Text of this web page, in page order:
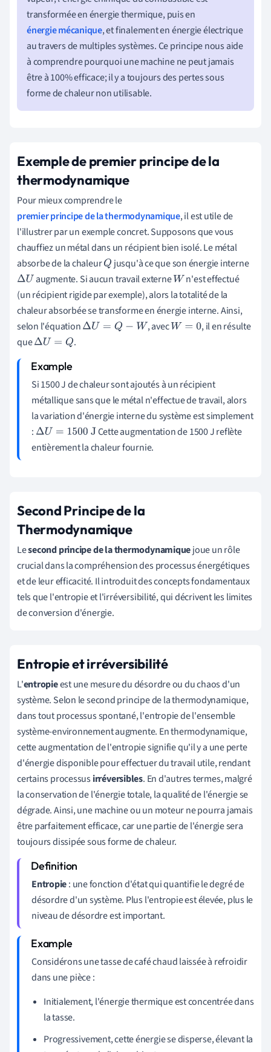
transformée en énergie thermique, puis en
énergie mécanique, et finalement en énergie électrique
au travers de multiples systèmes. Ce principe nous aide
à comprendre pourquoi une machine ne peut jamais
être à 100% efficace; il y a toujours des pertes sous
forme de chaleur non utilisable.
Exemple de premier principe de la
thermodynamique
Pour mieux comprendre le
premier principe de la thermodynamique, il est utile de
l'illustrer par un exemple concret. Supposons que vous
chauffiez un métal dans un récipient bien isolé. Le métal
absorbe de la chaleurQ jusqu'à ce que son énergie interne
ΔU augmente. Si aucun travail externeW n'est effectué
(un récipient rigide par exemple), alors la totalité de la
chaleur absorbée se transforme en énergie interne. Ainsi,
selon l'équationΔU= Q− W , avecW= 0
, il en résulte
queΔU=Q .
Si 1500 J de chaleur sont ajoutés à un récipient
métallique sans que le métal n'effectue de travail, alors
la variation d'énergie interne du système est simplement
: ΔU=1500J
Cette augmentation de 1500 J reflète
entièrement la chaleur fournie.
Second Principe de la
Thermodynamique
Lesecond principe de la thermodynamiquejoue un rôle
crucial dans la compréhension des processus énergétiques
et de leur efficacité. Il introduit des concepts fondamentaux
tels que l'entropie et l'irréversibilité, qui décrivent les limites
de conversion d'énergie.
Entropie et irréversibilité
L'entropieest une mesure du désordre ou du chaos d'un
système. Selon le second principe de la thermodynamique,
dans tout processus spontané, l'entropie de l'ensemble
système-environnement augmente. En thermodynamique,
cette augmentation de l'entropie signifie qu'il y a une perte
d'énergie disponible pour effectuer du travail utile, rendant
certains processusirréversibles. En d'autres termes, malgré
la conservation de l'énergie totale, la qualité de l'énergie se
dégrade. Ainsi, une machine ou un moteur ne pourra jamais
être parfaitement efficace, car une partie de l'énergie sera
toujours dissipée sous forme de chaleur.
Entropie: une fonction d'état qui quantifie le degré de
désordre d'un système. Plus l'entropie est élevée, plus le
niveau de désordre est important.
Considérons une tasse de café chaud laissée à refroidir
dans une pièce :
Initialement, l'énergie thermique est concentrée dans
la tasse.
Progressivement, cette énergie se disperse, élevant la